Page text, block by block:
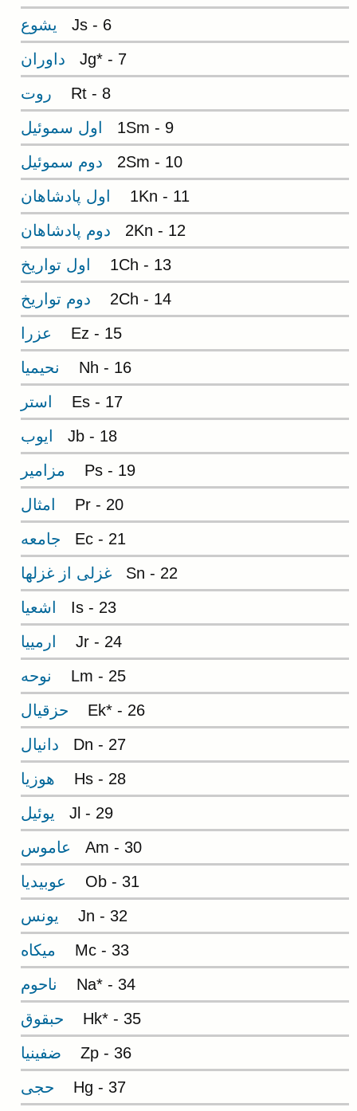
Js - 6
يشوع
Jg* - 7
داوران
Rt - 8
روت
1Sm - 9
اول سموئيل
2Sm - 10
دوم سموئيل
1Kn - 11
اول پادشاهان
2Kn - 12
دوم پادشاهان
1Ch - 13
اول تواريخ
2Ch - 14
دوم تواريخ
Ez - 15
عزرا
Nh - 16
نحيميا
Es - 17
استر
Jb - 18
ايوب
Ps - 19
مزامير
Pr - 20
امثال
Ec - 21
جامعه
Sn - 22
غزلی از غزلها
Is - 23
اشعيا
Jr - 24
ارمييا
Lm - 25
نوحه
Ek* - 26
حزقيال
Dn - 27
دانيال
Hs - 28
هوزيا
Jl - 29
يوئيل
Am - 30
عاموس
Ob - 31
عوبيديا
Jn - 32
يونس
Mc - 33
ميکاه
Na* - 34
ناحوم
Hk* - 35
حبقوق
Zp - 36
ضفينيا
Hg - 37
حجی